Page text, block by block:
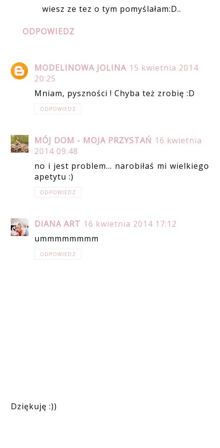
wiesz ze tez o tym pomyślałam:D..
ODPOWIEDZ
MODELINOWA JOLINA 15 kwietnia 2014
20:25
Mniam, pyszności ! Chyba też zrobię :D
ODPOWIEDZ
MÓJ DOM - MOJA PRZYSTAŃ 16 kwietnia
2014 09:48
no i jest problem... narobiłaś mi wielkiego
apetytu :)
ODPOWIEDZ
DIANA ART 16 kwietnia 2014 17:12
ummmmmmmm
ODPOWIEDZ
Dziękuję :))